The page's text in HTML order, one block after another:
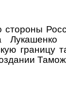
границу